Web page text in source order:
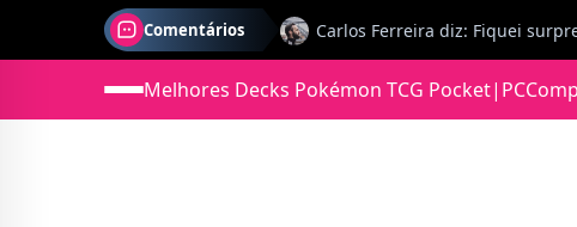
Comentários
Jonas diz: Estou seriamente
Melhores Decks Pokémon TCG Pocket|